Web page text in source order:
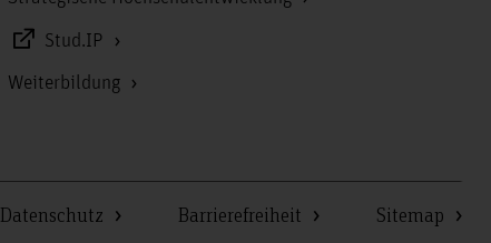
Stud.IP
Weiterbildung
Datenschutz Barrierefreiheit Sitemap